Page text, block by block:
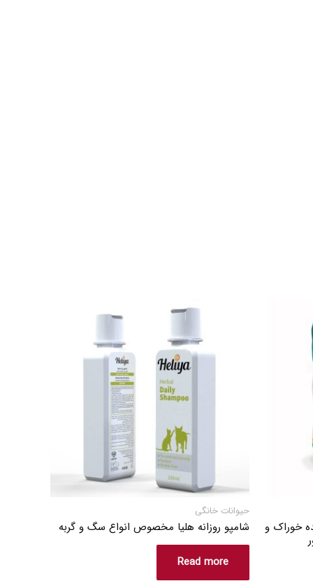
خوراک و
حیوانات خانگی
شامپو روزانه هلیا مخصوص انواع سگ و گربه
Read more